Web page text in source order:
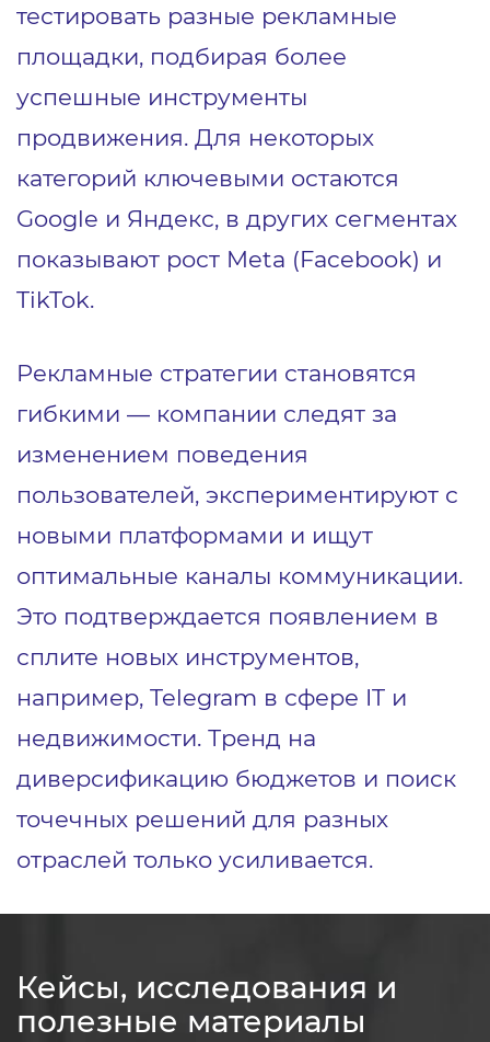
тестировать разные рекламные
площадки, подбирая более
успешные инструменты
продвижения. Для некоторых
категорий ключевыми остаются
Google и Яндекс, в других сегментах
показывают рост Meta (Facebook) и
TikTok.
Рекламные стратегии становятся
гибкими — компании следят за
изменением поведения
пользователей, экспериментируют с
новыми платформами и ищут
оптимальные каналы коммуникации.
Это подтверждается появлением в
сплите новых инструментов,
например, Telegram в сфере IT и
недвижимости. Тренд на
диверсификацию бюджетов и поиск
точечных решений для разных
отраслей только усиливается.
Кейсы, исследования и
полезные материалы